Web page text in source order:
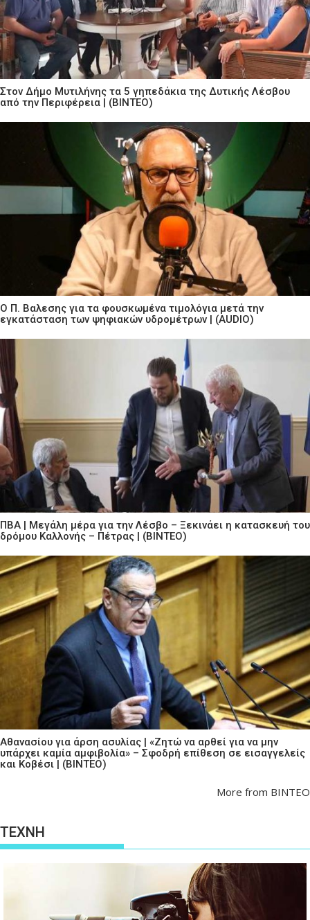
Στον Δήμο Μυτιλήνης τα 5 γηπεδάκια της Δυτικής Λέσβου
από την Περιφέρεια | (ΒΙΝΤΕΟ)
Ο Π. Βαλεσης για τα φουσκωμένα τιμολόγια μετά την
εγκατάσταση των ψηφιακών υδρομέτρων | (AUDIO)
ΠΒΑ | Μεγάλη μέρα για την Λέσβο – Ξεκινάει η κατασκευή του
δρόμου Καλλονής – Πέτρας | (ΒΙΝΤΕΟ)
Αθανασίου για άρση ασυλίας | «Ζητώ να αρθεί για να μην
υπάρχει καμία αμφιβολία» – Σφοδρή επίθεση σε εισαγγελείς
και Κοβέσι | (ΒΙΝΤΕΟ)
More from ΒΙΝΤΕΟ
ΤΕΧΝΗ